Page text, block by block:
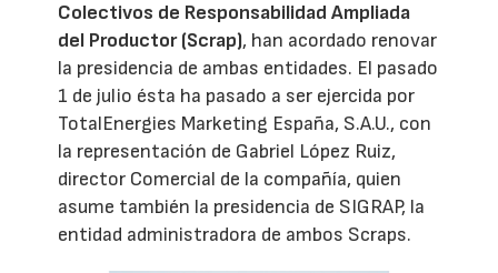
Colectivos de Responsabilidad Ampliada
del Productor (Scrap), han acordado renovar
la presidencia de ambas entidades. El pasado
1 de julio ésta ha pasado a ser ejercida por
TotalEnergies Marketing España, S.A.U., con
la representación de Gabriel López Ruiz,
director Comercial de la compañía, quien
asume también la presidencia de SIGRAP, la
entidad administradora de ambos Scraps.